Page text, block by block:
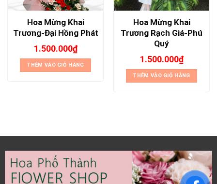
Hoa Mừng Khai
Trương-Đại Hồng Phát
1.500.000₫
THÊM VÀO GIỎ HÀNG
Hoa Mừng Khai
Trương Rạch Giá-Phú
Quý
1.500.000₫
THÊM VÀO GIỎ HÀNG